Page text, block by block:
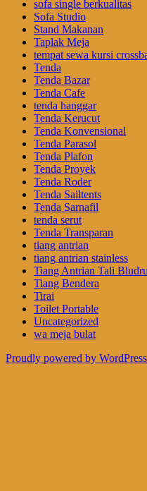
sofa single berkualitas
Sofa Studio
Stand Makanan
Taplak Meja
tempat sewa kursi
Tenda
Tenda Bazar
Tenda Cafe
tenda hanggar
Tenda Kerucut
Tenda Konvensional
Tenda Parasol
Tenda Plafon
Tenda Proyek
Tenda Roder
Tenda Sailtents
Tenda Sarnafil
tenda serut
Tenda Transparan
tiang antrian
tiang antrian stainless
Tiang Antrian Tali Bludru
Tiang Bendera
Tirai
Toilet Portable
Uncategorized
wa meja bulat
Proudly powered by WordPress